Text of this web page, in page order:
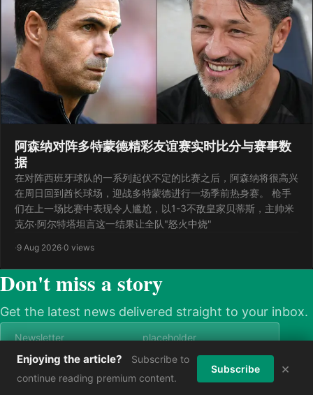
阿森纳对阵多特蒙德精彩友谊赛实时比分与赛事数
据
在对阵西班牙球队的一系列起伏不定的比赛之后，阿森纳将很高兴
在周日回到酋长球场，迎战多特蒙德进行一场季前热身赛。 枪手
们在上一场比赛中表现令人尴尬，以1-3不敌皇家贝蒂斯，主帅米
克尔·阿尔特塔坦言这一结果让全队"怒火中烧"
·9 Aug 2026·0 views
Don't miss a story
Get the latest news delivered straight to your inbox.
Subscribe now
Enjoying the article?
Subscribe to
continue reading premium content.
Subscribe ×